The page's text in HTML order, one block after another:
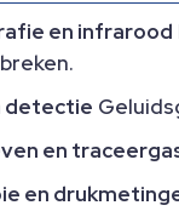
en infrarood
detectie
en
en